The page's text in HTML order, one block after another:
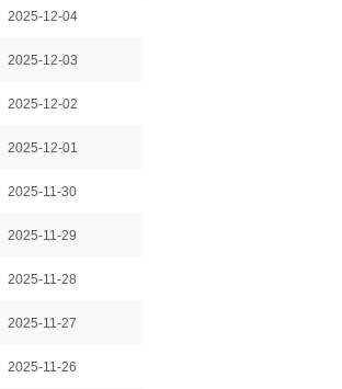
2025-12-04
2025-12-03
2025-12-02
2025-12-01
2025-11-30
2025-11-29
2025-11-28
2025-11-27
2025-11-26